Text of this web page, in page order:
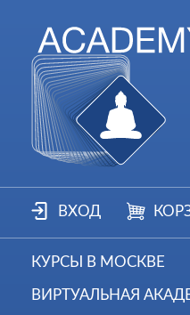
ВХОД
КУРСЫ В МОСКВЕ
ВИРТУАЛЬНАЯ